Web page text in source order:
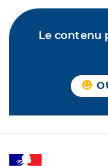
Le contenu